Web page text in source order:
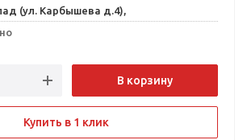
(ул. Карбышева д.4),
В корзину
Купить в 1 клик